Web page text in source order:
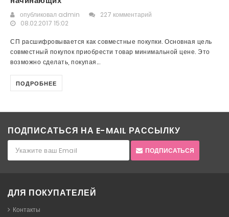
опубликовал admin
227 комментарий
08.02.2017 15:02
СП расшифровывается как совместные покупки. Основная цель
совместный покупок приобрести товар минимальной цене. Это
возможно сделать, покупая...
ПОДРОБНЕЕ
ПОДПИСАТЬСЯ НА E-MAIL РАССЫЛКУ
ПОДПИСАТЬСЯ
ДЛЯ ПОКУПАТЕЛЕЙ
Контакты